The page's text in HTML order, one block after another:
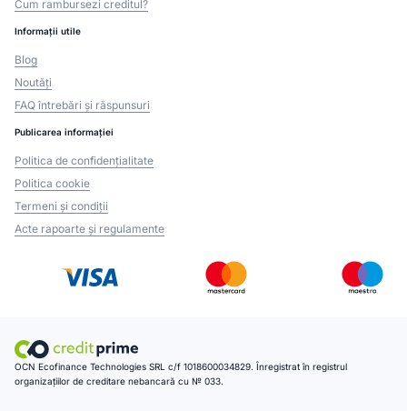
Cum rambursezi creditul?
Informații utile
Blog
Noutăți
FAQ întrebări și răspunsuri
Publicarea informației
Politica de confidențialitate
Politica cookie
Termeni și condiții
Acte rapoarte și regulamente
OCN Ecofinance Technologies SRL c/f 1018600034829. Înregistrat în registrul
organizațiilor de creditare nebancară cu № 033.